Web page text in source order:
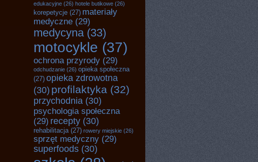
edukacyjne (26) hotele butikowe (26)
korepetycje (27) materiały
medyczne (29)
medycyna(33)
motocykle (37)
ochrona przyrody (29)
odchudzanie (26) opieka społeczna
(27) opieka zdrowotna
(30) profilaktyka (32)
przychodnia (30)
psychologia społeczna
(29) recepty (30)
rehabilitacja(27) rowery miejskie (26)
sprzęt medyczny (29)
superfoods (30)